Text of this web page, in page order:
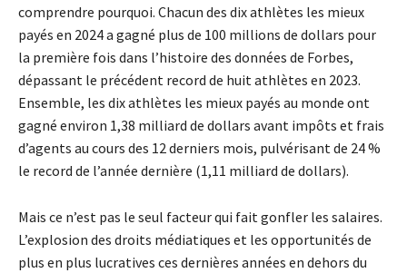
comprendre pourquoi. Chacun des dix athlètes les mieux
payés en 2024 a gagné plus de 100 millions de dollars pour
la première fois dans l’histoire des données de Forbes,
dépassant le précédent record de huit athlètes en 2023.
Ensemble, les dix athlètes les mieux payés au monde ont
gagné environ 1,38 milliard de dollars avant impôts et frais
d’agents au cours des 12 derniers mois, pulvérisant de 24 %
le record de l’année dernière (1,11 milliard de dollars).
Mais ce n’est pas le seul facteur qui fait gonfler les salaires.
L’explosion des droits médiatiques et les opportunités de
plus en plus lucratives ces dernières années en dehors du